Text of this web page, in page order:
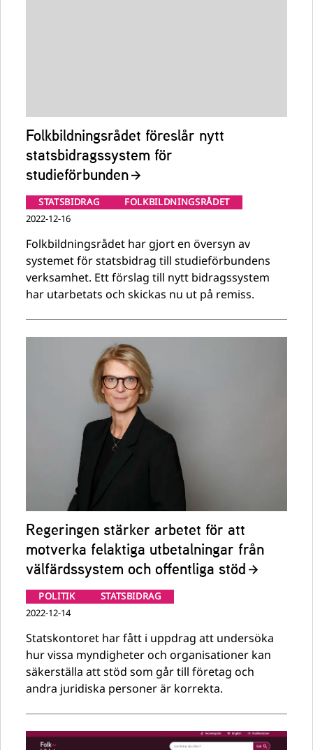
Folkbildningsrådet föreslår nytt
statsbidragssystem för
studieförbunden
STATSBIDRAG
FOLKBILDNINGSRÅDET
2022-12-16
Folkbildningsrådet har gjort en översyn av
systemet för statsbidrag till studieförbundens
verksamhet. Ett förslag till nytt bidragssystem
har utarbetats och skickas nu ut på remiss.
Regeringen stärker arbetet för att
motverka felaktiga utbetalningar från
välfärdssystem och offentliga stöd
POLITIK
STATSBIDRAG
2022-12-14
Statskontoret har fått i uppdrag att undersöka
hur vissa myndigheter och organisationer kan
säkerställa att stöd som går till företag och
andra juridiska personer är korrekta.